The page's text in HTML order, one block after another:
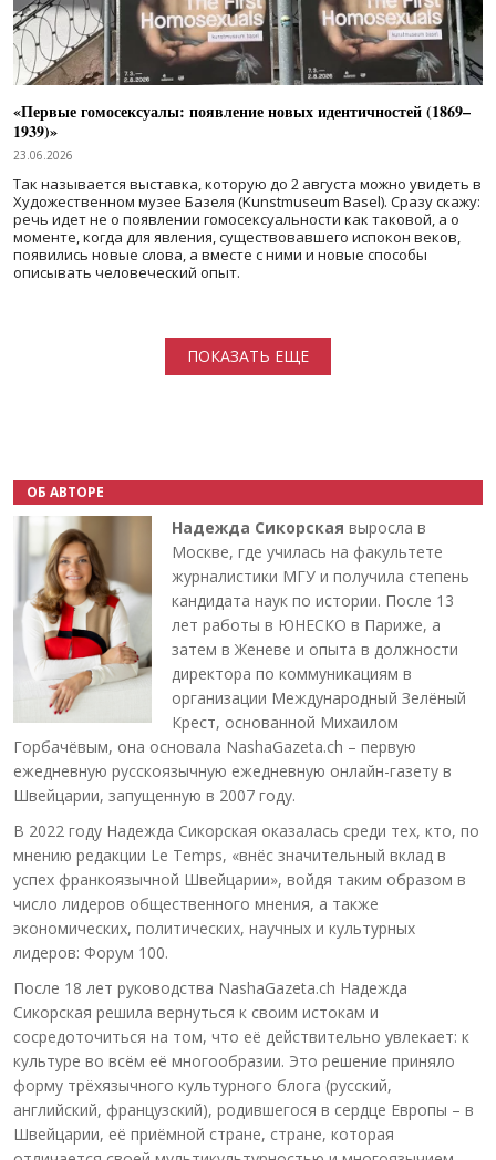
«Первые гомосексуалы: появление новых идентичностей (1869–
1939)»
23.06.2026
Так называется выставка, которую до 2 августа можно увидеть в
Художественном музее Базеля (Kunstmuseum Basel). Сразу скажу:
речь идет не о появлении гомосексуальности как таковой, а о
моменте, когда для явления, существовавшего испокон веков,
появились новые слова, а вместе с ними и новые способы
описывать человеческий опыт.
ПОКАЗАТЬ ЕЩЕ
ОБ АВТОРЕ
Надежда Сикорская выросла в
Москве, где училась на факультете
журналистики МГУ и получила степень
кандидата наук по истории. После 13
лет работы в ЮНЕСКО в Париже, а
затем в Женеве и опыта в должности
директора по коммуникациям в
организации Международный Зелёный
Крест, основанной Михаилом
Горбачёвым, она основала NashaGazeta.ch – первую
ежедневную русскоязычную ежедневную онлайн-газету в
Швейцарии, запущенную в 2007 году.
В 2022 году Надежда Сикорская оказалась среди тех, кто, по
мнению редакции Le Temps, «внёс значительный вклад в
успех франкоязычной Швейцарии», войдя таким образом в
число лидеров общественного мнения, а также
экономических, политических, научных и культурных
лидеров: Форум 100.
После 18 лет руководства NashaGazeta.ch Надежда
Сикорская решила вернуться к своим истокам и
сосредоточиться на том, что её действительно увлекает: к
культуре во всём её многообразии. Это решение приняло
форму трёхязычного культурного блога (русский,
английский, французский), родившегося в сердце Европы – в
Швейцарии, её приёмной стране, стране, которая